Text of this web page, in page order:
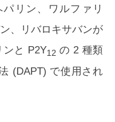
リン、ワルファリ
、リバロキサバンが
ンと P2Y12 の 2 種類
(DAPT) で使用され